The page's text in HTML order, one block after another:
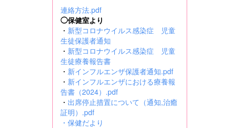
連絡方法.pdf
◯保健室より
・ 新型コロナウイルス感染症 児童
生徒保護者通知
・ 新型コロナウイルス感染症 児童
生徒療養報告書
・ 新インフルエンザ保護者通知.pdf
・ 新インフルエンザにおける療養報
告書（2024）.pdf
・ 出席停止措置について（通知,治癒
証明）.pdf
・ 保健だより